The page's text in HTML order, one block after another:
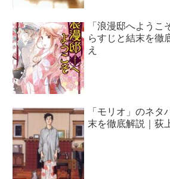
「浪漫邸へようこ
らすじと結末を
え
「モリオ」のネ
末を徹底解説｜荻